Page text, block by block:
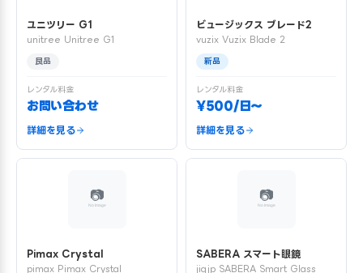
ユニツリー G1
unitree Unitree G1
良品
レンタル料金
お問い合わせ
詳細を見る
ビュージックス ブレード2
vuzix Vuzix Blade 2
新品
レンタル料金
¥500/日〜
詳細を見る
Pimax Crystal
pimax Pimax Crystal
SABERA スマート眼鏡
jigjp SABERA Smart Glass